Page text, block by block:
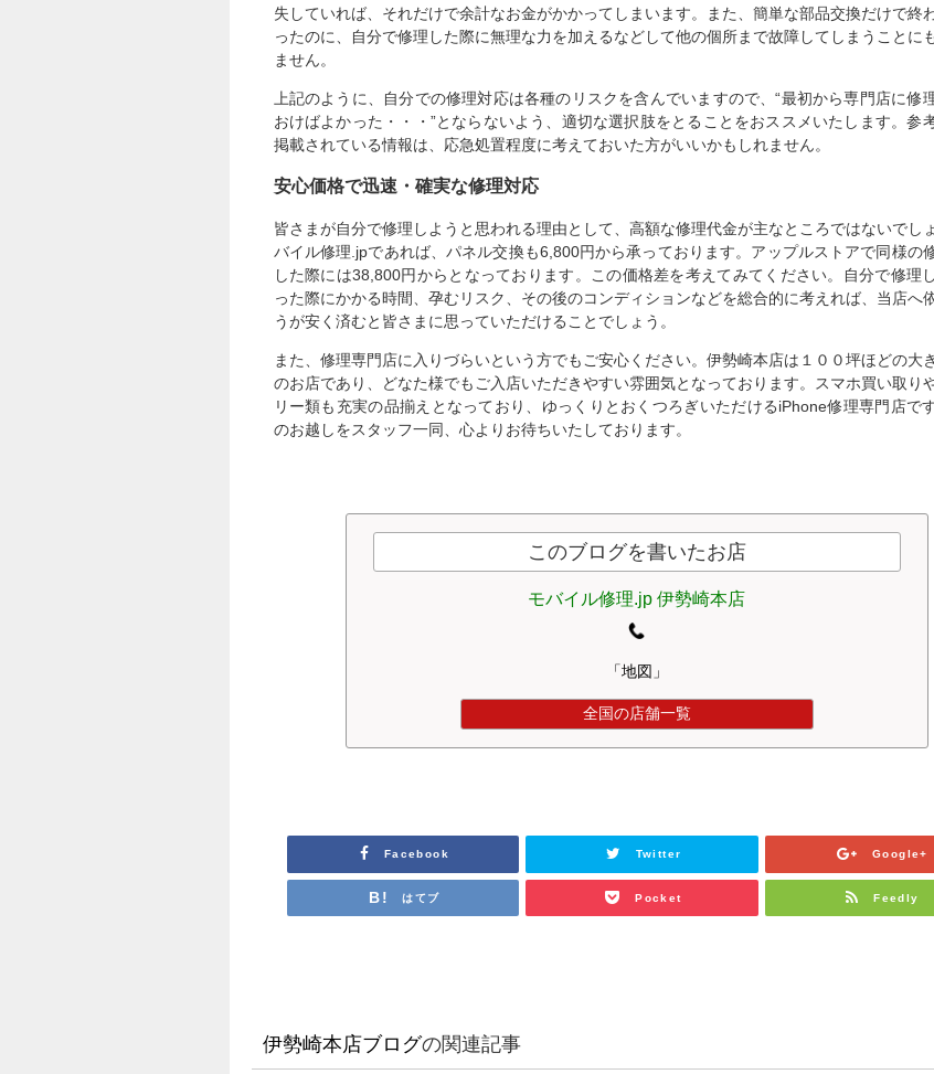
失していれば、それだけで余計なお金がかかってしまいます。また、簡単な部品交換だけで終
ったのに、自分で修理した際に無理な力を加えるなどして他の個所まで故障してしまうことに
ません。
上記のように、自分での修理対応は各種のリスクを含んでいますので、“最初から専門店に修
おけばよかった・・・”とならないよう、適切な選択肢をとることをおススメいたします。参
掲載されている情報は、応急処置程度に考えておいた方がいいかもしれません。
安心価格で迅速・確実な修理対応
皆さまが自分で修理しようと思われる理由として、高額な修理代金が主なところではないでし
バイル修理.jpであれば、パネル交換も6,800円から承っております。アップルストアで同様の
した際には38,800円からとなっております。この価格差を考えてみてください。自分で修理
った際にかかる時間、孕むリスク、その後のコンディションなどを総合的に考えれば、当店へ
うが安く済むと皆さまに思っていただけることでしょう。
また、修理専門店に入りづらいという方でもご安心ください。伊勢崎本店は１００坪ほどの大
のお店であり、どなた様でもご入店いただきやすい雰囲気となっております。スマホ買い取り
リー類も充実の品揃えとなっており、ゆっくりとおくつろぎいただけるiPhone修理専門店で
のお越しをスタッフ一同、心よりお待ちいたしております。
このブログを書いたお店
モバイル修理.jp 伊勢崎本店
「地図」
全国の店舗一覧
Facebook Twitter Google+
はてブ Pocket Feedly
伊勢崎本店ブログの関連記事